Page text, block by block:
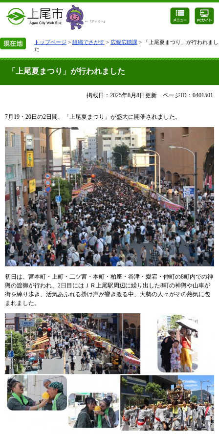
トップページ > 組織でさがす > 広報広聴課 > 「上尾夏まつり」が行われまし
た
「上尾夏まつり」が行われました
掲載日：2025年8月8日更新 ページID：0401501
7月19・20日の2日間、「上尾夏まつり」が盛大に開催されました。
初日は、宮本町・上町・二ツ宮・本町・柏座・谷津・愛宕・仲町の8町内での神
輿の渡御が行われ、2日目にはＪＲ上尾駅周辺に繰り出した8町の神輿や山車が
街を練り歩き、活気あふれる掛け声が響き渡る中、大勢の人々がその熱気に包
まれました。